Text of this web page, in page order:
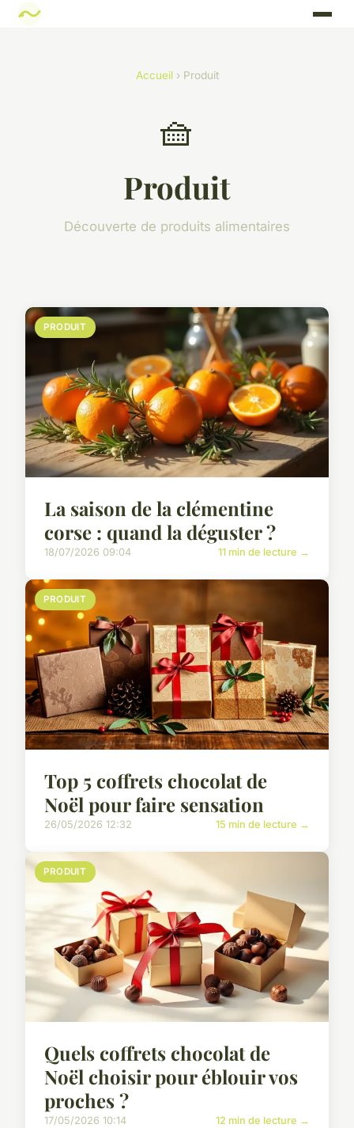
Accueil› Produit
🧺
Produit
Découverte de produits alimentaires
PRODUIT
La saison de la clémentine
corse : quand la déguster ?
18/07/2026 09:04 11 min de lecture →
PRODUIT
Top 5 coffrets chocolat de
Noël pour faire sensation
26/05/2026 12:32 15 min de lecture →
PRODUIT
Quels coffrets chocolat de
Noël choisir pour éblouir vos
proches ?
17/05/2026 10:14 12 min de lecture →